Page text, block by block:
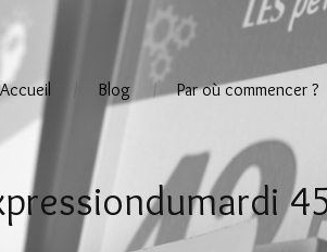
Accueil Blog Par où commencer ?